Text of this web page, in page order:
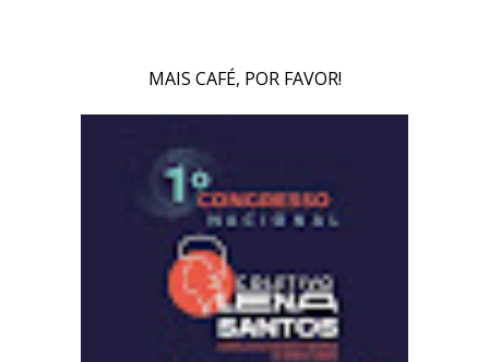
MAIS CAFÉ, POR FAVOR!